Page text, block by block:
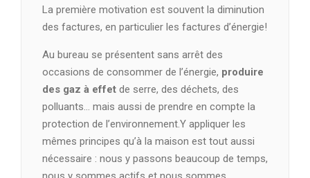
La première motivation est souvent la diminution
des factures, en particulier les factures d’énergie!
Au bureau se présentent sans arrêt des
occasions de consommer de l’énergie, produire
des gaz à effet de serre, des déchets, des
polluants… mais aussi de prendre en compte la
protection de l’environnement.Y appliquer les
mêmes principes qu’à la maison est tout aussi
nécessaire : nous y passons beaucoup de temps,